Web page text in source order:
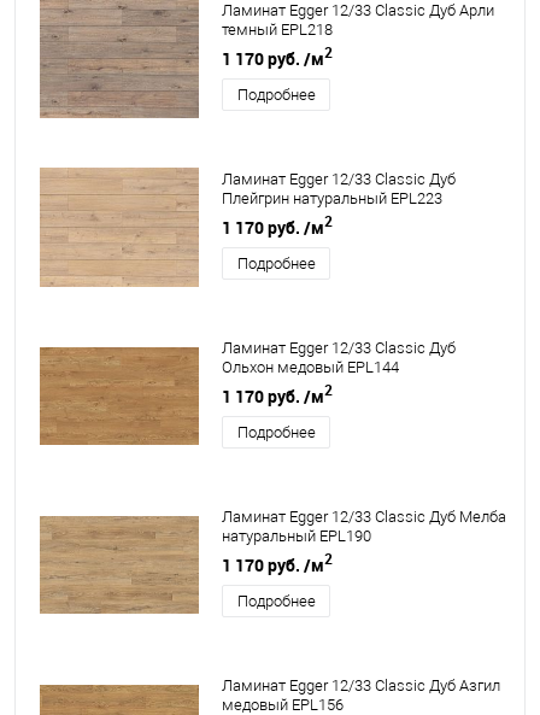
Ламинат Egger 12/33 Classic Дуб Арли
темный EPL218
1 170 руб. /м2
Подробнее
Ламинат Egger 12/33 Classic Дуб
Плейгрин натуральный EPL223
1 170 руб. /м2
Подробнее
Ламинат Egger 12/33 Classic Дуб
Ольхон медовый EPL144
1 170 руб. /м2
Подробнее
Ламинат Egger 12/33 Classic Дуб Мелба
натуральный EPL190
1 170 руб. /м2
Подробнее
Ламинат Egger 12/33 Classic Дуб Азгил
медовый EPL156